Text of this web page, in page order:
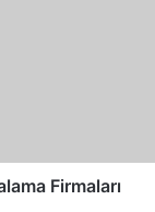
Firmaları